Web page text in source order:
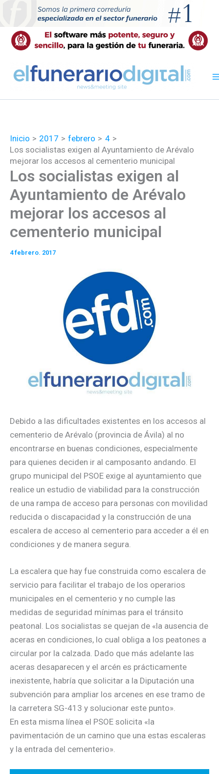
contenido
Inicio 2017 febrero
4
Los socialistas exigen al Ayuntamiento de Arévalo
mejorar los accesos al cementerio municipal
Los socialistas exigen al
Ayuntamiento de Arévalo
mejorar los accesos al
cementerio municipal
4 febrero. 2017
Debido a las dificultades existentes en los accesos al
cementerio de Arévalo (provincia de Ávila) al no
encontrarse en buenas condiciones, especialmente
para quienes deciden ir al camposanto andando. El
grupo municipal del PSOE exige al ayuntamiento que
realice un estudio de viabilidad para la construcción
de una rampa de acceso para personas con movilidad
reducida o discapacidad y la construcción de una
escalera de acceso al cementerio para acceder a él en
condiciones y de manera segura.
La escalera que hay fue construida como escalera de
servicio para facilitar el trabajo de los operarios
municipales en el cementerio y no cumple las
medidas de seguridad mínimas para el tránsito
peatonal. Los socialistas se quejan de «la ausencia de
aceras en condiciones, lo cual obliga a los peatones a
circular por la calzada. Dado que más adelante las
aceras desaparecen y el arcén es prácticamente
inexistente, habría que solicitar a la Diputación una
subvención para ampliar los arcenes en ese tramo de
la carretera SG-413 y solucionar este punto».
En esta misma línea el PSOE solicita «la
pavimentación de un camino que una estas escaleras
y la entrada del cementerio».